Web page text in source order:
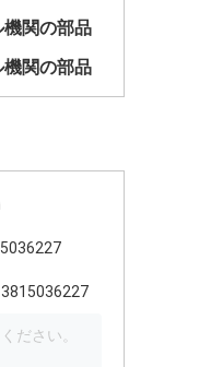
関の部品
関の部品